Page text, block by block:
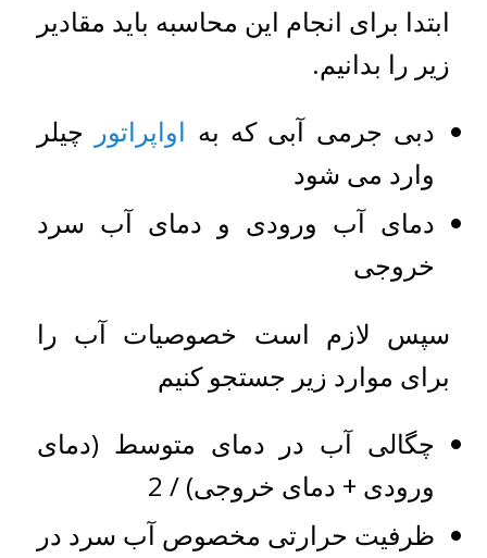
ابتدا برای انجام این محاسبه باید مقادیر
زیر را بدانیم.
دبی جرمی آبی که به اواپراتور چیلر
وارد می شود
دمای آب ورودی و دمای آب سرد
خروجی
سپس لازم است خصوصیات آب را
برای موارد زیر جستجو کنیم
چگالی آب در دمای متوسط ​​(دمای
ورودی + دمای خروجی) / 2
ظرفیت حرارتی مخصوص آب سرد در